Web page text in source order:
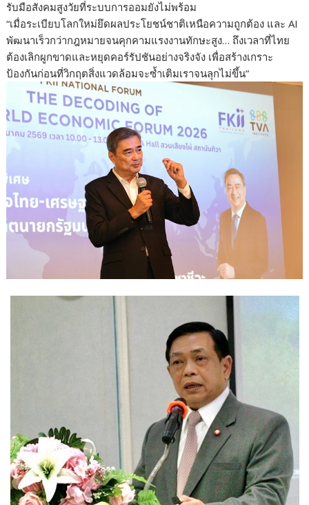
รับมือสังคมสูงวัยที่ระบบการออมยังไม่พร้อม
“เมื่อระเบียบโลกใหม่ยึดผลประโยชน์ชาติเหนือความถูกต้อง และ AI
พัฒนาเร็วกว่ากฎหมายจนคุกคามแรงงานทักษะสูง… ถึงเวลาที่ไทย
ต้องเลิกผูกขาดและหยุดคอร์รัปชันอย่างจริงจัง เพื่อสร้างเกราะ
ป้องกันก่อนที่วิกฤตสิ่งแวดล้อมจะซ้ำเติมเราจนลุกไม่ขึ้น”